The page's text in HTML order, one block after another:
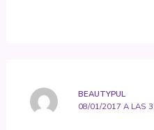
BEAUTYPUL
08/01/2017 A LAS